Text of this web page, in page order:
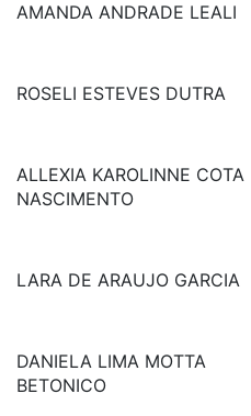
AMANDA ANDRADE LEALI
ROSELI ESTEVES DUTRA
ALLEXIA KAROLINNE COTA
NASCIMENTO
LARA DE ARAUJO GARCIA
DANIELA LIMA MOTTA
BETONICO